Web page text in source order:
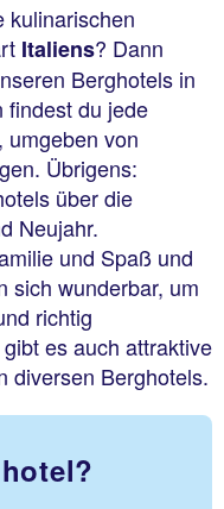
kulinarischen
Italiens? Dann
Berghotels in
findest du jede
umgeben von
Übrigens:
über die
Neujahr.
und Spaß und
sich wunderbar, um
richtig
es auch attraktive
diversen Berghotels.